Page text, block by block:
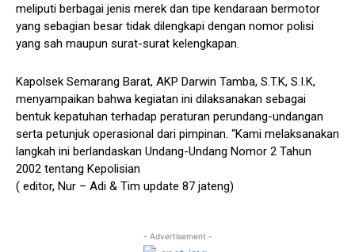
meliputi berbagai jenis merek dan tipe kendaraan bermotor
yang sebagian besar tidak dilengkapi dengan nomor polisi
yang sah maupun surat-surat kelengkapan.
Kapolsek Semarang Barat, AKP Darwin Tamba, S.T.K, S.I.K,
menyampaikan bahwa kegiatan ini dilaksanakan sebagai
bentuk kepatuhan terhadap peraturan perundang-undangan
serta petunjuk operasional dari pimpinan. “Kami melaksanakan
langkah ini berlandaskan Undang-Undang Nomor 2 Tahun
2002 tentang Kepolisian
( editor, Nur – Adi & Tim update 87 jateng)
- Advertisement -